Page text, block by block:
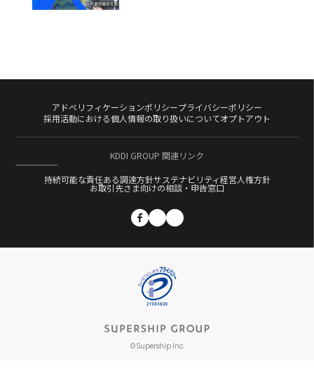
アドベリフィケーションポリシープライバシーポリシー
採用活動における個人情報の取り扱いについてオプトアウト
KDDI GROUP 関連リンク
持続可能な責任ある調達方針サステナビリティ経営人権方針
お取引先さま向けの相談・申告窓口
© Supership Inc.